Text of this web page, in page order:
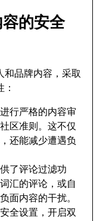
的安全
和品牌内容，采取
行严格的内容审
区准则。这不仅
还能减少遭遇负
了评论过滤功
汇的评论，或自
面内容的干扰。
全设置，开启双